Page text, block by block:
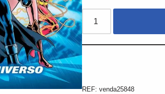
REF:venda25848